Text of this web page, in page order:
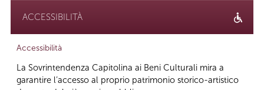
ACCESSIBILITÀ
Accessibilità
La Sovrintendenza Capitolina ai Beni Culturali mira a
garantire l’accesso al proprio patrimonio storico-artistico